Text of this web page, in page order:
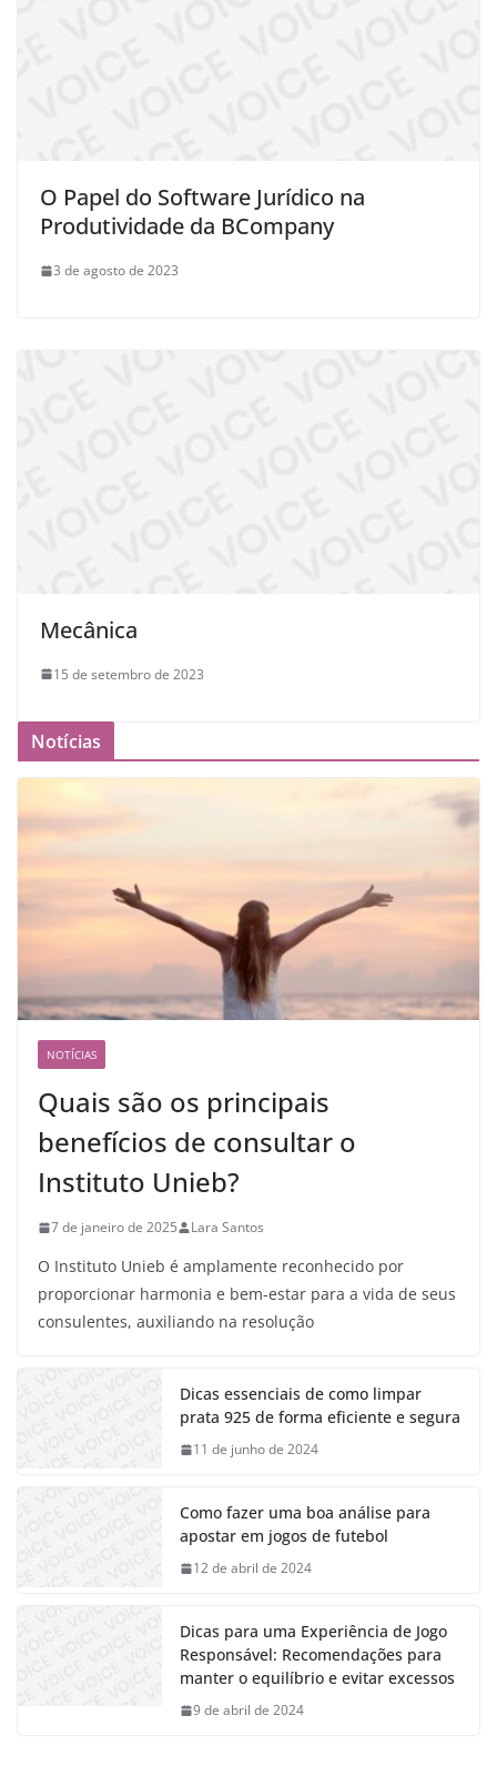
O Papel do Software Jurídico na
Produtividade da BCompany
3 de agosto de 2023
Mecânica ‍
15 de setembro de 2023
Notícias
NOTÍCIAS
Quais são os principais
benefícios de consultar o
Instituto Unieb?
7 de janeiro de 2025 Lara Santos
O Instituto Unieb é amplamente reconhecido por
proporcionar harmonia e bem-estar para a vida de seus
consulentes, auxiliando na resolução
Dicas essenciais de como limpar
prata 925 de forma eficiente e segura
11 de junho de 2024
Como fazer uma boa análise para
apostar em jogos de futebol
12 de abril de 2024
Dicas para uma Experiência de Jogo
Responsável: Recomendações para
manter o equilíbrio e evitar excessos
9 de abril de 2024